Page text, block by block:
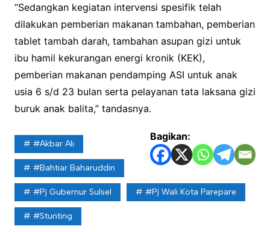
“Sedangkan kegiatan intervensi spesifik telah
dilakukan pemberian makanan tambahan, pemberian
tablet tambah darah, tambahan asupan gizi untuk
ibu hamil kekurangan energi kronik (KEK),
pemberian makanan pendamping ASI untuk anak
usia 6 s/d 23 bulan serta pelayanan tata laksana gizi
buruk anak balita,” tandasnya.
Bagikan:
#Akbar Ali
#Bahtiar Baharuddin
#Pj Gubernur Sulsel #Pj Wali Kota Parepare
#Stunting